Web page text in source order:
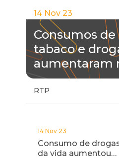
14 Nov 23
Consumos de
tabaco e
aumentaram
RTP
14 Nov 23
Consumo de
da vida aumentou…